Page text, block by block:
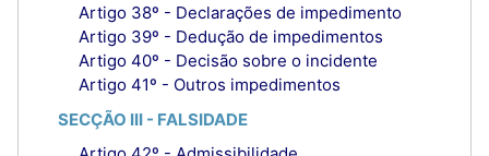
Artigo 38º - Declarações de impedimento
Artigo 39º - Dedução de impedimentos
Artigo 40º - Decisão sobre o incidente
Artigo 41º - Outros impedimentos
SECÇÃO III - FALSIDADE